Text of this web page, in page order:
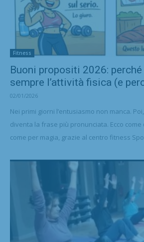
Fitness
Buoni propositi 2026:
sempre l’attività fisica (e
02/01/2026
Nei primi giorni l’entusiasmo non manca.
diventa la frase più pronunciata. Ecco
come per magia, grazie al centro fitness